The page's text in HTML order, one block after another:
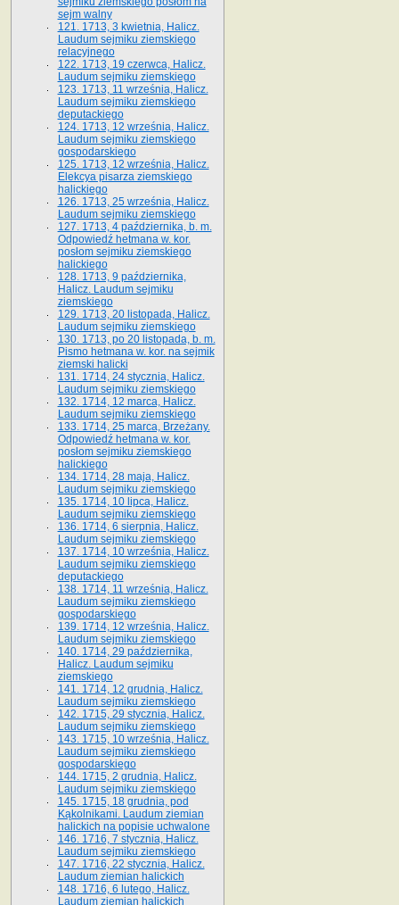
sejm walny
121. 1713, 3 kwietnia, Halicz.
Laudum sejmiku ziemskiego
relacyjnego
122. 1713, 19 czerwca, Halicz.
Laudum sejmiku ziemskiego
123. 1713, 11 września, Halicz.
Laudum sejmiku ziemskiego
deputackiego
124. 1713, 12 września, Halicz.
Laudum sejmiku ziemskiego
gospodarskiego
125. 1713, 12 września, Halicz.
Elekcya pisarza ziemskiego
halickiego
126. 1713, 25 września, Halicz.
Laudum sejmiku ziemskiego
127. 1713, 4 października, b. m.
Odpowiedź hetmana w. kor.
posłom sejmiku ziemskiego
halickiego
128. 1713, 9 października,
Halicz. Laudum sejmiku
ziemskiego
129. 1713, 20 listopada, Halicz.
Laudum sejmiku ziemskiego
130. 1713, po 20 listopada, b. m.
Pismo hetmana w. kor. na sejmik
ziemski halicki
131. 1714, 24 stycznia, Halicz.
Laudum sejmiku ziemskiego
132. 1714, 12 marca, Halicz.
Laudum sejmiku ziemskiego
133. 1714, 25 marca, Brzeżany.
Odpowiedź hetmana w. kor.
posłom sejmiku ziemskiego
halickiego
134. 1714, 28 maja, Halicz.
Laudum sejmiku ziemskiego
135. 1714, 10 lipca, Halicz.
Laudum sejmiku ziemskiego
136. 1714, 6 sierpnia, Halicz.
Laudum sejmiku ziemskiego
137. 1714, 10 września, Halicz.
Laudum sejmiku ziemskiego
deputackiego
138. 1714, 11 września, Halicz.
Laudum sejmiku ziemskiego
gospodarskiego
139. 1714, 12 września, Halicz.
Laudum sejmiku ziemskiego
140. 1714, 29 października,
Halicz. Laudum sejmiku
ziemskiego
141. 1714, 12 grudnia, Halicz.
Laudum sejmiku ziemskiego
142. 1715, 29 stycznia, Halicz.
Laudum sejmiku ziemskiego
143. 1715, 10 września, Halicz.
Laudum sejmiku ziemskiego
gospodarskiego
144. 1715, 2 grudnia, Halicz.
Laudum sejmiku ziemskiego
145. 1715, 18 grudnia, pod
Kąkolnikami. Laudum ziemian
halickich na popisie uchwalone
146. 1716, 7 stycznia, Halicz.
Laudum sejmiku ziemskiego
147. 1716, 22 stycznia, Halicz.
Laudum ziemian halickich
148. 1716, 6 lutego, Halicz.
Laudum ziemian halickich